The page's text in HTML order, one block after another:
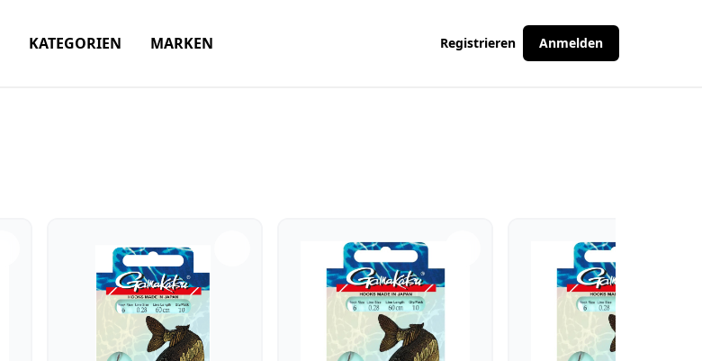
KATEGORIEN MARKEN Registrieren Anmelden